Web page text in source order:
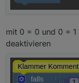
mit 0 = 0 und 0 = 1
deaktivieren